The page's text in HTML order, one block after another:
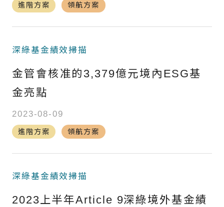
進階方案 領航方案
深綠基金績效掃描
金管會核准的3,379億元境內ESG基
金亮點
2023-08-09
進階方案 領航方案
深綠基金績效掃描
2023上半年Article 9深綠境外基金績